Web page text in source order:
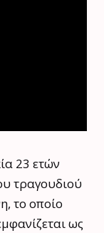
23 ετών
τραγουδιού
το οποίο
ως